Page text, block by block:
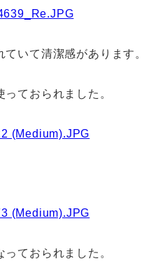
いて清潔感があります。
ておられました。
ておられました。